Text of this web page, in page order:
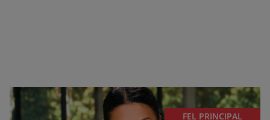
FEL PRINCIPAL